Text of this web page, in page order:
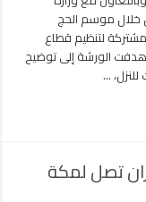
خلال موسم الحج
المشتركة لتنظيم قطاع
الورشة إلى توضيح
…
تصل لمكة